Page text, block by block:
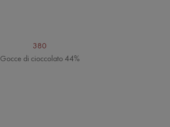
380
Gocce di cioccolato 44%